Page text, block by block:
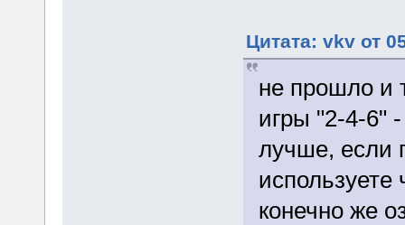
Цитата: vkv от
не прошло и
игры "2-4-6"
лучше, если
конечно же